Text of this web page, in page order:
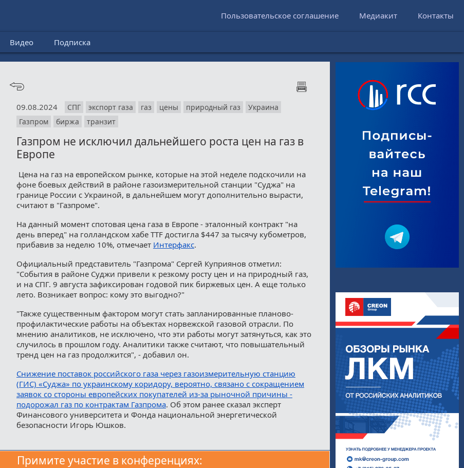
Пользовательское соглашение Медиакит Контакты
Видео Подписка
09.08.2024 СПГ экспорт газа газ цены природный газ
Украина
Газпром
биржа транзит
Газпром не исключил дальнейшего роста цен на газ в
Европе
Цена на газ на европейском рынке, которые на этой неделе подскочили на
фоне боевых действий в районе газоизмерительной станции "Суджа" на
границе России с Украиной, в дальнейшем могут дополнительно вырасти,
считают в "Газпроме".
На данный момент спотовая цена газа в Европе - эталонный контракт "на
день вперед" на голландском хабе TTF достигла $447 за тысячу кубометров,
прибавив за неделю 10%, отмечает Интерфакс.
Официальный представитель "Газпрома" Сергей Куприянов отметил:
"События в районе Суджи привели к резкому росту цен и на природный газ,
и на СПГ. 9 августа зафиксирован годовой пик биржевых цен. А еще только
лето. Возникает вопрос: кому это выгодно?"
"Также существенным фактором могут стать запланированные планово-
профилактические работы на объектах норвежской газовой отрасли. По
мнению аналитиков, не исключено, что эти работы могут затянуться, как это
случилось в прошлом году. Аналитики также считают, что повышательный
тренд цен на газ продолжится", - добавил он.
Снижение поставок российского газа через газоизмерительную станцию
(ГИС) «Суджа» по украинскому коридору, вероятно, связано с сокращением
заявок со стороны европейских покупателей из-за рыночной причины -
подорожал газ по контрактам Газпрома. Об этом ранее сказал эксперт
Финансового университета и Фонда национальной энергетической
безопасности Игорь Юшков.
Примите участие в конференциях: